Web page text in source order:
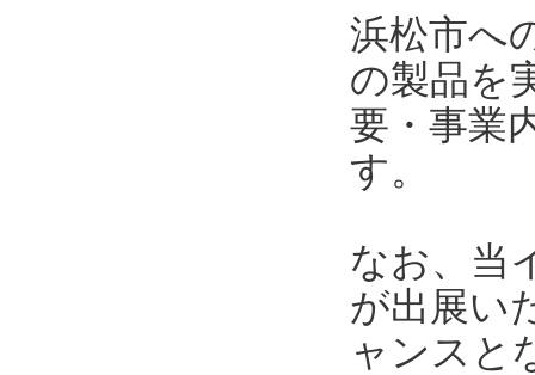
浜松市へ
の製品を
要・事業
す。
なお、当
が出展い
ャンスと